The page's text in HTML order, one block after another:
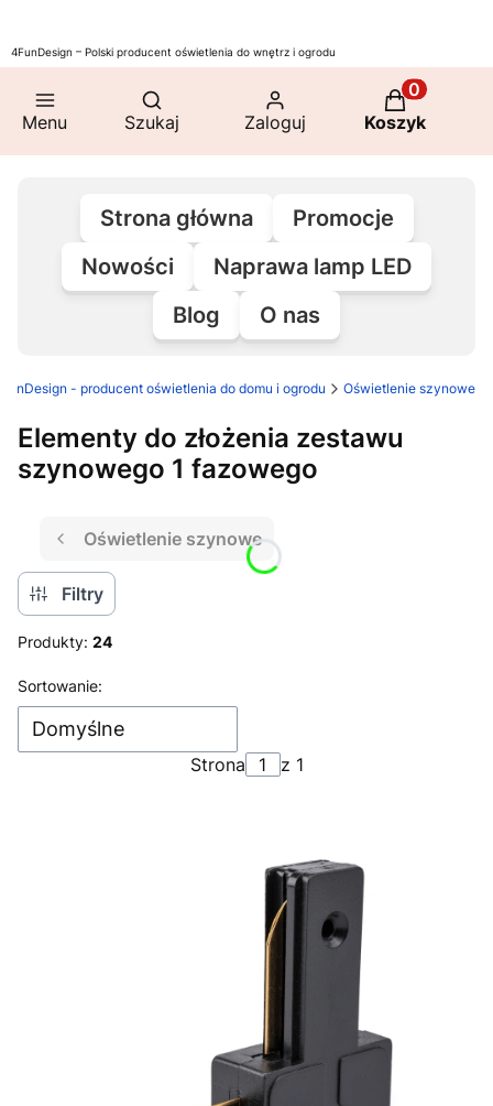
4FunDesign – Polski producent oświetlenia do wnętrz i ogrodu
Menu
Otwórz wyszukiwarkę
Szukaj Zaloguj
Produkty
Koszyk
Strona główna
Promocje
Nowości
Naprawa lamp LED
Blog
O nas
- producent oświetlenia do domu i ogrodu Oświetlenie szynowe
Elementy do złożenia zestawu
szynowego 1 fazowego
Oświetlenie szynowe
Filtry
Produkty: 24
Lista produktów
Sortowanie:
Domyślne
Strona z 1